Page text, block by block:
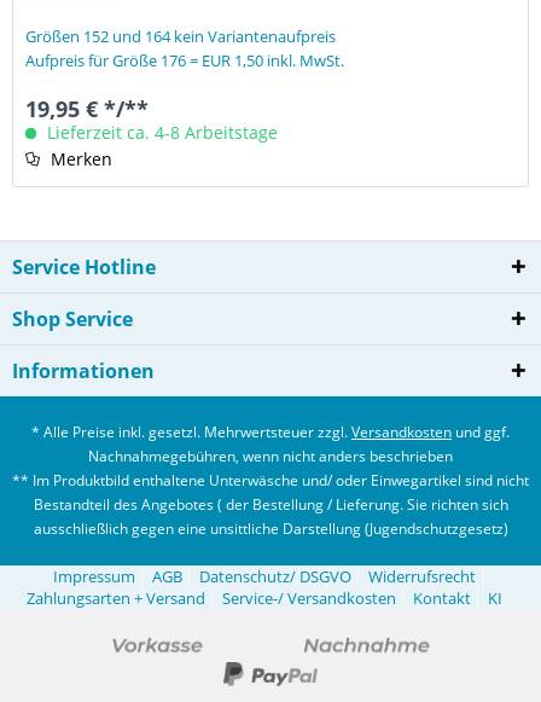
Größen 152 und 164 kein Variantenaufpreis
Aufpreis für Größe 176 = EUR 1,50 inkl. MwSt.
19,95 € */**
Lieferzeit ca. 4-8 Arbeitstage
Merken
Service Hotline
Shop Service
Informationen
* Alle Preise inkl. gesetzl. Mehrwertsteuer zzgl.Versandkosten und ggf.
Nachnahmegebühren, wenn nicht anders beschrieben
** Im Produktbild enthaltene Unterwäsche und/ oder Einwegartikel sind nicht
Bestandteil des Angebotes ( der Bestellung / Lieferung. Sie richten sich
ausschließlich gegen eine unsittliche Darstellung (Jugendschutzgesetz)
Impressum AGB Datenschutz/ DSGVO
Widerrufsrecht
Zahlungsarten + Versand
Service-/ Versandkosten Kontakt KI